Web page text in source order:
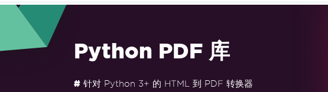
Python PDF 库
针对 Python 3+ 的 HTML 到 PDF 转换器